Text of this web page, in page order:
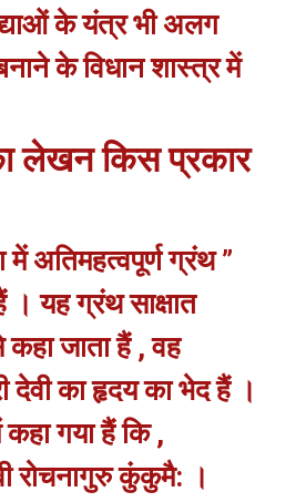
के यंत्र भी अलग
के विधान शास्त्र में
लेखन किस प्रकार
में अतिमहत्वपूर्ण ग्रंथ ”
। यह ग्रंथ साक्षात
कहा जाता हैं , वह
देवी का हृदय का भेद हैं ।
कहा गया हैं कि ,
रोचनागुरु कुंकुमै: ।